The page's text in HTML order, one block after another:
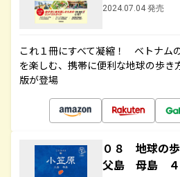
2024.07.04 発売
これ１冊にすべて凝縮！ ベトナム
を楽しむ、携帯に便利な地球の歩き
版が登場
０８ 地球の
父島 母島 ４